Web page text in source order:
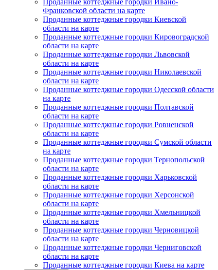
Проданные коттеджные городки Ивано-
Франковской области на карте
Проданные коттеджные городки Киевской
области на карте
Проданные коттеджные городки Кировоградской
области на карте
Проданные коттеджные городки Львовской
области на карте
Проданные коттеджные городки Николаевской
области на карте
Проданные коттеджные городки Одесской области
на карте
Проданные коттеджные городки Полтавской
области на карте
Проданные коттеджные городки Ровненской
области на карте
Проданные коттеджные городки Сумской области
на карте
Проданные коттеджные городки Тернопольской
области на карте
Проданные коттеджные городки Харьковской
области на карте
Проданные коттеджные городки Херсонской
области на карте
Проданные коттеджные городки Хмельницкой
области на карте
Проданные коттеджные городки Черновицкой
области на карте
Проданные коттеджные городки Черниговской
области на карте
Проданные коттеджные городки Киева на карте